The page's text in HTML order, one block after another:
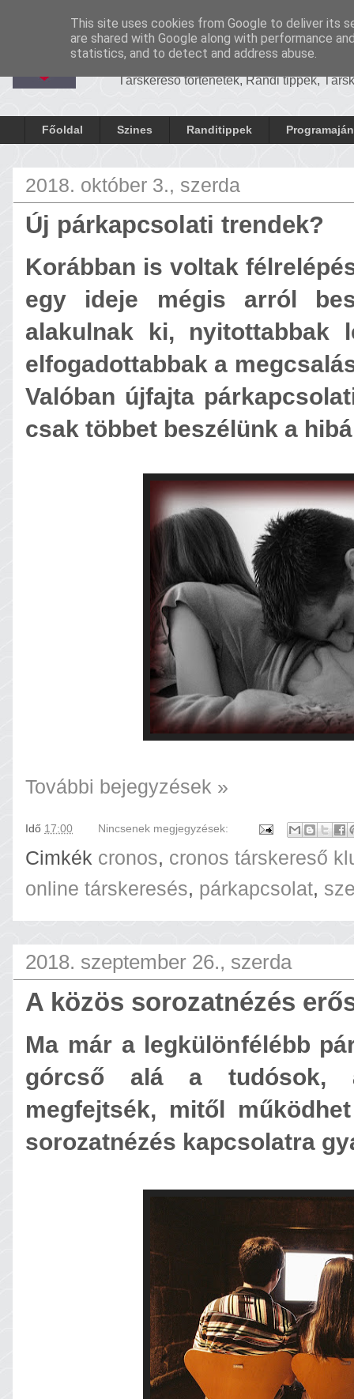
Cronosrandi
CronosRandi
Társkereső történetek, Randi tippek,
Főoldal Szines Randitippek
2018. október 3., szerda
Új párkapcsolati trendek?
Korábban is voltak
egy ideje mégis arról
alakulnak ki, nyitottabbak
elfogadottabbak a
Valóban újfajta
csak többet beszélünk a
További bejegyzések »
Idő 17:00 Nincsenek megjegyzések:
Cimkék cronos, cronos társkereső
online társkeresés, párkapcsolat,
2018. szeptember 26., szerda
A közös sorozatnézés
Ma már a legkülönfélébb
górcső alá a tudósok,
megfejtsék, mitől
sorozatnézés kapcsolatra
This site uses cookies from Google to deliver its
are shared with Google along with performance
statistics, and to detect and address abuse.